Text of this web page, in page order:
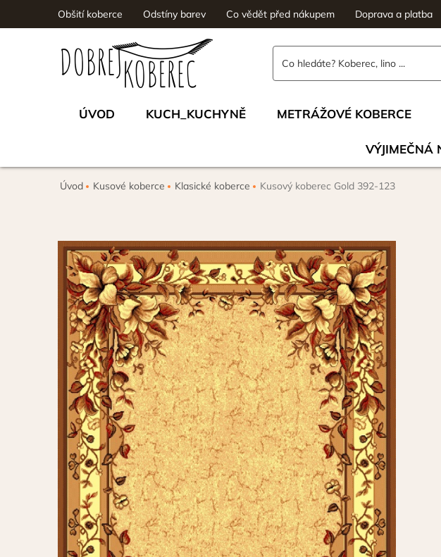
Obšití koberce Odstíny barev Co vědět před nákupem Doprava a platba
ÚVOD KUCH_KUCHYNĚ METRÁŽOVÉ KOBERCE
VÝJIMEČNÁ
Úvod Kusové koberce Klasické koberce Kusový koberec Gold 392-123